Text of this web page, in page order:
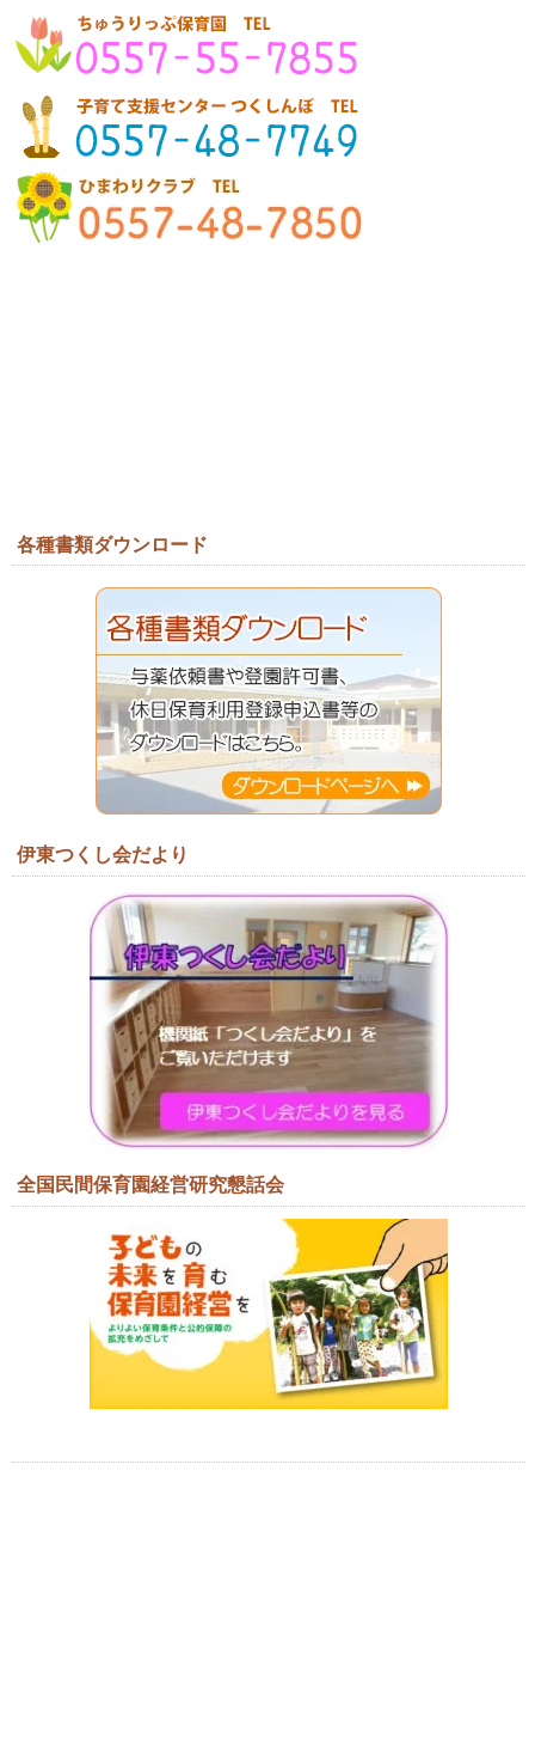
各種書類ダウンロード
伊東つくし会だより
全国民間保育園経営研究懇話会